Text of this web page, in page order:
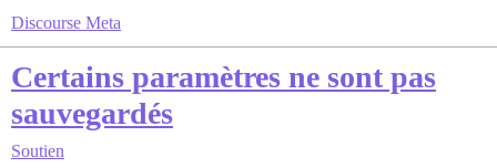
Discourse Meta
Certains paramètres ne sont pas
sauvegardés
Soutien